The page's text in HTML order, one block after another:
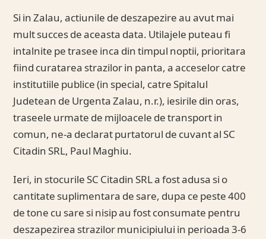
Si in Zalau, actiunile de deszapezire au avut mai
mult succes de aceasta data. Utilajele puteau fi
intalnite pe trasee inca din timpul noptii, prioritara
fiind curatarea strazilor in panta, a acceselor catre
institutiile publice (in special, catre Spitalul
Judetean de Urgenta Zalau, n.r.), iesirile din oras,
traseele urmate de mijloacele de transport in
comun, ne-a declarat purtatorul de cuvant al SC
Citadin SRL, Paul Maghiu.
Ieri, in stocurile SC Citadin SRL a fost adusa si o
cantitate suplimentara de sare, dupa ce peste 400
de tone cu sare si nisip au fost consumate pentru
deszapezirea strazilor municipiului in perioada 3-6